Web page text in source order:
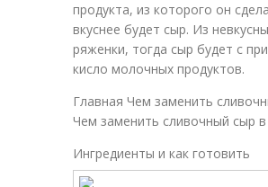
продукта, из которого он
вкуснее будет сыр. Из
ряженки, тогда сыр будет с
кисло молочных продуктов.
Главная Чем заменить
Чем заменить сливочный сыр
Ингредиенты и как готовить